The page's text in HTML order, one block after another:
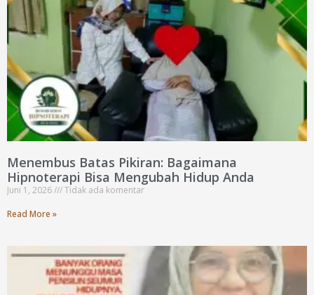
Menembus Batas Pikiran: Bagaimana
Hipnoterapi Bisa Mengubah Hidup Anda
Juni 1, 2026
Tidak ada komentar
Read More »